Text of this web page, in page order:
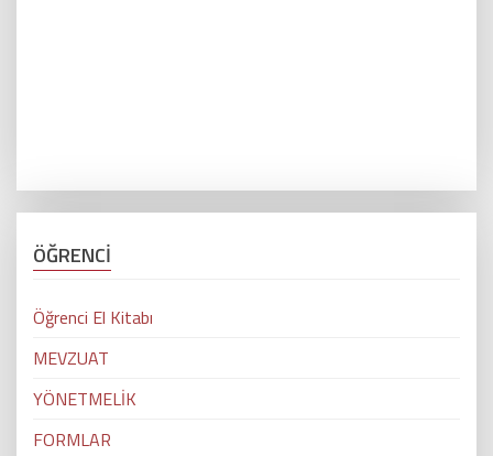
ÖĞRENCİ
Öğrenci El Kitabı
MEVZUAT
YÖNETMELİK
FORMLAR